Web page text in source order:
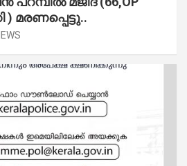
) മരണപ്പെട്ടു..